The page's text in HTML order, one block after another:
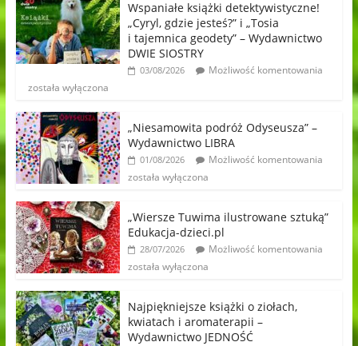
Wspaniałe książki detektywistyczne!
„Cyryl, gdzie jesteś?” i „Tosia
i tajemnica geodety” – Wydawnictwo
DWIE SIOSTRY
03/08/2026
Możliwość komentowania
została wyłączona
„Niesamowita podróż Odyseusza” –
Wydawnictwo LIBRA
01/08/2026
Możliwość komentowania
została wyłączona
„Wiersze Tuwima ilustrowane sztuką”
Edukacja-dzieci.pl
28/07/2026
Możliwość komentowania
została wyłączona
Najpiękniejsze książki o ziołach,
kwiatach i aromaterapii –
Wydawnictwo JEDNOŚĆ